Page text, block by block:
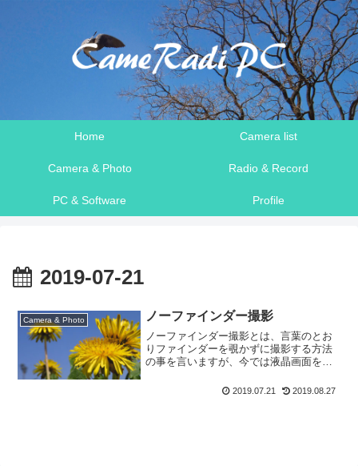
Home Camera list
Camera & Photo Radio & Record
PC & Software Profile
2019-07-21
Camera & Photo ノーファインダー撮影
ノーファインダー撮影とは、言葉のとお
りファインダーを覗かずに撮影する方法
の事を言いますが、今では液晶画面を見
す。例えば人混みの中から何かを撮影す
2019.07.21 2019.08.27